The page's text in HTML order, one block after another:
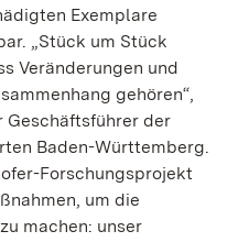
Exemplare
„Stück um Stück
Veränderungen und
gehören“,
Geschäftsführer der
Baden-Württemberg.
Forschungsprojekt
um die
machen: unser